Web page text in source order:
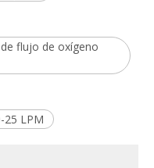
flujo de oxígeno
25 LPM